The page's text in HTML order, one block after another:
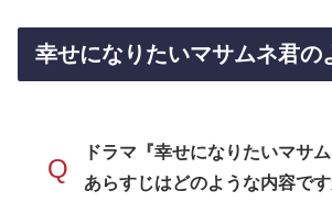
幸せになりたいマサムネ君の
Q
ドラマ『幸せになりたいマサ
あらすじはどのような内容です